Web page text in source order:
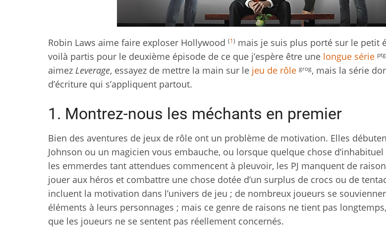
Robin Laws aime faire exploser Hollywood (1) mais je suis plus porté sur le petit
voilà partis pour le deuxième épisode de ce que j’espère être une longue série
aimez Leverage, essayez de mettre la main sur le jeu de rôle grog, mais la série
d’écriture qui s’appliquent partout.
1. Montrez-nous les méchants en premier
Bien des aventures de jeux de rôle ont un problème de motivation. Elles
Johnson ou un magicien vous embauche, ou lorsque quelque chose
les emmerdes tant attendues commencent à pleuvoir, les PJ manquent de
jouer aux héros et combattre une chose dotée d’un surplus de crocs ou de
incluent la motivation dans l’univers de jeu ; de nombreux joueurs se
éléments à leurs personnages ; mais ce genre de raisons ne tient pas
que les joueurs ne se sentent pas réellement concernés.